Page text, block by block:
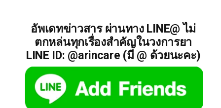
อัพเดทข่าวสาร ผ่านทาง LINE@ ไม่
ตกหล่นทุกเรื่องสำคัญในวงการยา
LINE ID: @arincare (มี @ ด้วยนะคะ)